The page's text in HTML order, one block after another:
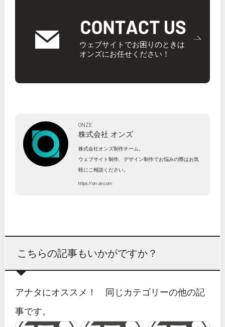
ウェブサイトでお困りのときは
オンズにお任せください！
ONZE
株式会社 オンズ
株式会社オンズ制作チーム。
ウェブサイト制作、デザイン制作でお悩みの際はお気
軽にご相談ください。
https://on-ze.com
こちらの記事もいかがですか？
アナタにオススメ！ 同じカテゴリーの他の記
事です。